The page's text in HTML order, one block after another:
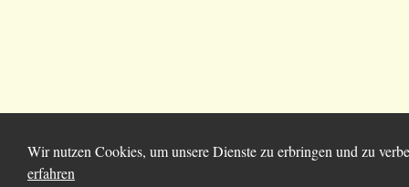
Wir nutzen Cookies, um unsere Dienste zu erbringen und zu
erfahren